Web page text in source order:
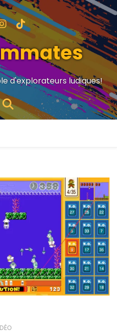
d'explorateurs ludiques!